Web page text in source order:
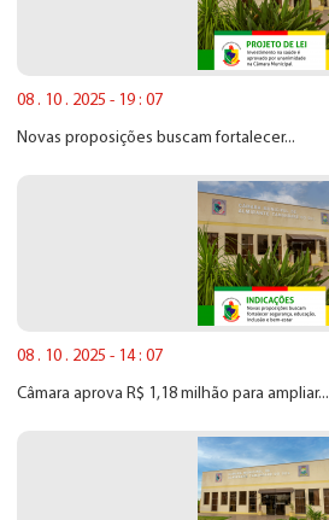
08 . 10 . 2025 - 19 : 07
Novas proposições buscam fortalecer...
08 . 10 . 2025 - 14 : 07
Câmara aprova R$ 1,18 milhão para ampliar...